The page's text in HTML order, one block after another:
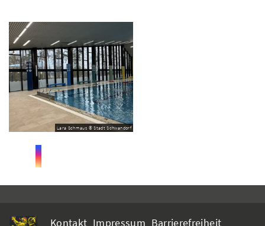
Lara Schmaus © Stadt Schwandorf
Kontakt Impressum Barrierefreiheit